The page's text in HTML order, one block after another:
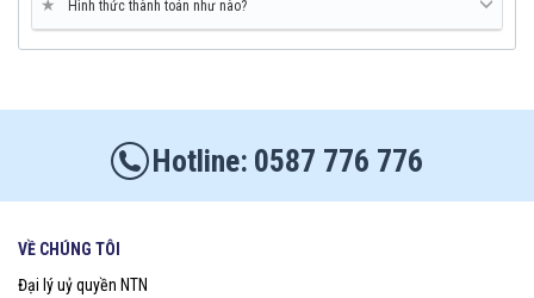
★ Hình thức thành toán như nào?
0587 776 776
VỀ CHÚNG TÔI
Đại lý uỷ quyền NTN